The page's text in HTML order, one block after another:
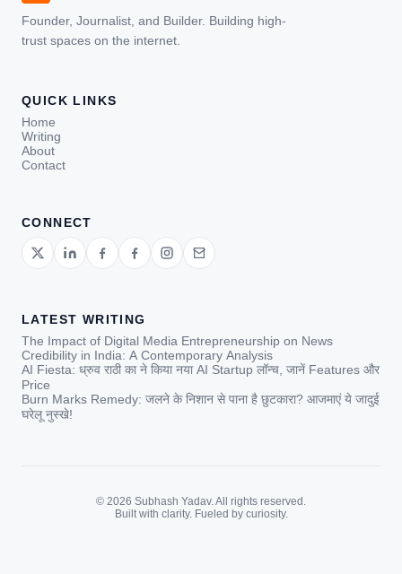
Founder, Journalist, and Builder. Building high-
trust spaces on the internet.
QUICK LINKS
Home
Writing
About
Contact
CONNECT
LATEST WRITING
The Impact of Digital Media Entrepreneurship on News
Credibility in India: A Contemporary Analysis
AI Fiesta: ध्रुव राठी का ने किया नया AI Startup लॉन्च, जानें Features और
Price
Burn Marks Remedy: जलने के निशान से पाना है छुटकारा? आजमाएं ये जादुई
घरेलू नुस्खे!
© 2026 Subhash Yadav. All rights reserved.
Built with clarity. Fueled by curiosity.